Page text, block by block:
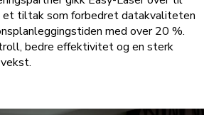
et tiltak som forbedret datakvaliteten
med over 20 %.
bedre effektivitet og en sterk